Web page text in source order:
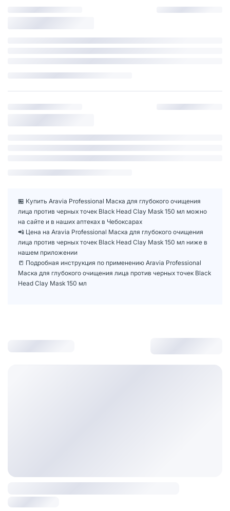
🏪 Купить Aravia Professional Маска для глубокого очищения
лица против черных точек Black Head Clay Mask 150 мл можно
на сайте и в наших аптеках в Чебоксарах
📲 Цена на Aravia Professional Маска для глубокого очищения
лица против черных точек Black Head Clay Mask 150 мл ниже в
нашем приложении
📒 Подробная инструкция по применению Aravia Professional
Маска для глубокого очищения лица против черных точек Black
Head Clay Mask 150 мл